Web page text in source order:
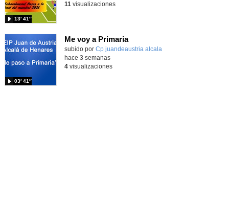
13′ 41″
11 visualizaciones
Me voy a Primaria
Contenido educativo.
subido por Cp juandeaustria alcala
03′ 41″
hace 3 semanas
4visualizaciones